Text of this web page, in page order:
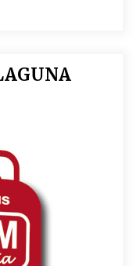
eta Ringo Starr-en
Of Canada, Somak,
Habia